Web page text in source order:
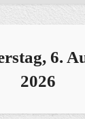
6.
2026